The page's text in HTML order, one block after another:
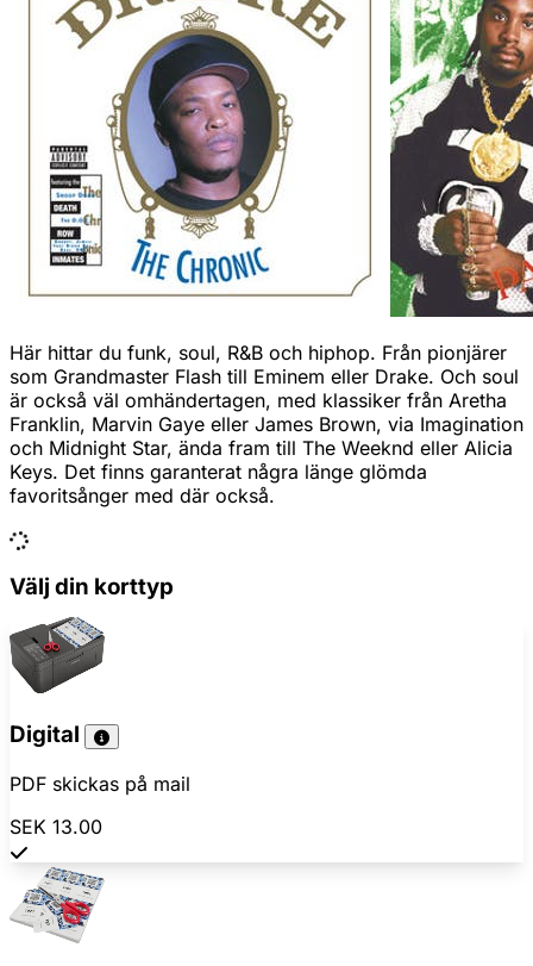
Här hittar du funk, soul, R&B och hiphop. Från pionjärer
som Grandmaster Flash till Eminem eller Drake. Och soul
är också väl omhändertagen, med klassiker från Aretha
Franklin, Marvin Gaye eller James Brown, via Imagination
och Midnight Star, ända fram till The Weeknd eller Alicia
Keys. Det finns garanterat några länge glömda
favoritsånger med där också.
Välj din korttyp
Digital
PDF skickas på mail
SEK 13.00